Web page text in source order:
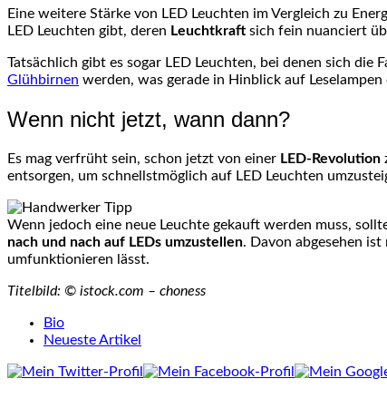
Eine weitere Stärke von LED Leuchten im Vergleich zu
LED Leuchten gibt, deren Leuchtkraft sich fein nuanciert
Tatsächlich gibt es sogar LED Leuchten, bei denen sich die
Glühbirnen werden, was gerade in Hinblick auf Leselampen
Wenn nicht jetzt, wann dann?
Es mag verfrüht sein, schon jetzt von einer LED-Revolution
entsorgen, um schnellstmöglich auf LED Leuchten
Wenn jedoch eine neue Leuchte gekauft werden muss,
nach und nach auf LEDs umzustellen. Davon abgesehen
umfunktionieren lässt.
Titelbild: © istock.com – choness
following
tabs
Bio
Neueste Artikel